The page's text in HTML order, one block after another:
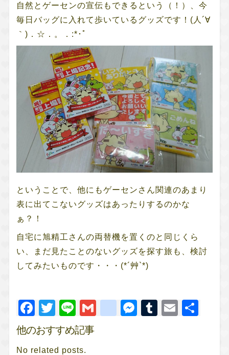
自然とゲーセンの宣伝もできるという（！）、今
毎日バッグに入れて歩いているグッズです！(人´∀
｀)．☆．。．:*･ﾟ
ということで、他にもゲーセンさん関連のあまり
表に出てこないグッズはあったりするのかな
ぁ？！
自宅に旭精工さんの両替機を置くのと同じくら
い、まだ見たことのないグッズを探す旅も、検討
してみたいものです・・・(*´艸`*)
Facebook
Twitter
Line Gmail Messenger
Tumblr
Email
他のおすすめ記事
No related posts.